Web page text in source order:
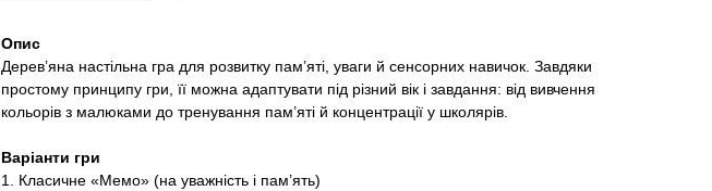
Опис
Дерев’яна настільна гра для розвитку пам’яті, уваги й сенсорних навичок. Завдяки
простому принципу гри, її можна адаптувати під різний вік і завдання: від вивчення
кольорів з малюками до тренування пам’яті й концентрації у школярів.
Варіанти гри
1. Класичне «Мемо» (на уважність і пам’ять)